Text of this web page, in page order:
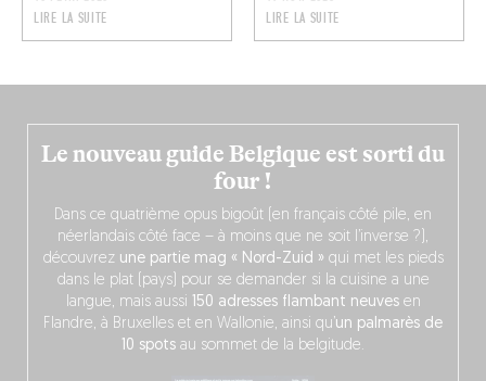
LIRE LA SUITE
LIRE LA SUITE
Le nouveau guide Belgique est sorti du
four !
Dans ce quatrième opus bigoût (en français côté pile, en
néerlandais côté face – à moins que ne soit l’inverse ?),
découvrez une partie mag « Nord-Zuid » qui met les pieds
dans le plat (pays) pour se demander si la cuisine a une
langue, mais aussi 150 adresses flambant neuvesen
Flandre, à Bruxelles et en Wallonie, ainsi qu’un palmarès de
10 spots au sommet de la belgitude.